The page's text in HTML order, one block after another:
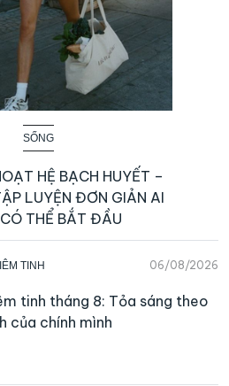
SỐNG
HỆ BẠCH HUYẾT –
LUYỆN ĐƠN GIẢN AI
THỂ BẮT ĐẦU
TINH 06/08/2026
tinh tháng 8: Tỏa sáng theo
của chính mình